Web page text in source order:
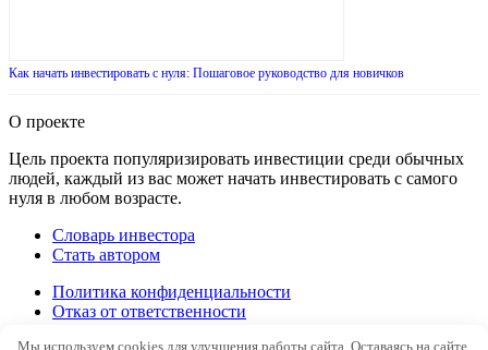
Как начать инвестировать с нуля: Пошаговое руководство для новичков
О проекте
Цель проекта популяризировать инвестиции среди обычных
людей, каждый из вас может начать инвестировать с самого
нуля в любом возрасте.
Словарь инвестора
Стать автором
Политика конфиденциальности
Отказ от ответственности
Мы используем cookies для улучшения работы сайта. Оставаясь на сайте,